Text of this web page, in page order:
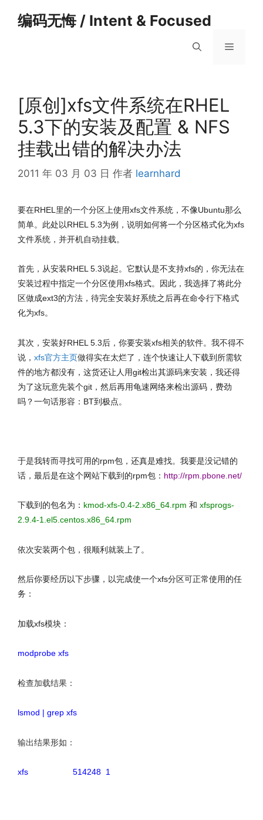
编码无悔 / Intent & Focused
菜
[原创]xfs文件系统在RHEL
5.3下的安装及配置 & NFS
挂载出错的解决办法
2011 年 03 月 03 日 作者 learnhard
要在RHEL里的一个分区上使用xfs文件系统，不像Ubuntu那么
简单。此处以RHEL 5.3为例，说明如何将一个分区格式化为xfs
文件系统，并开机自动挂载。
首先，从安装RHEL 5.3说起。它默认是不支持xfs的，你无法在
安装过程中指定一个分区使用xfs格式。因此，我选择了将此分
区做成ext3的方法，待完全安装好系统之后再在命令行下格式
化为xfs。
其次，安装好RHEL 5.3后，你要安装xfs相关的软件。我不得不
说， xfs官方主页做得实在太烂了，连个快速让人下载到所需软
件的地方都没有，这货还让人用git检出其源码来安装，我还得
为了这玩意先装个git，然后再用龟速网络来检出源码，费劲
吗？一句话形容：BT到极点。
于是我转而寻找可用的rpm包，还真是难找。我要是没记错的
话，最后是在这个网站下载到的rpm包： http://rpm.pbone.net/
下载到的包名为： kmod-xfs-0.4-2.x86_64.rpm 和 xfsprogs-
2.9.4-1.el5.centos.x86_64.rpm
依次安装两个包，很顺利就装上了。
然后你要经历以下步骤，以完成使一个xfs分区可正常使用的任
务：
加载xfs模块：
modprobe xfs
检查加载结果：
lsmod | grep xfs
输出结果形如：
xfs 514248 1